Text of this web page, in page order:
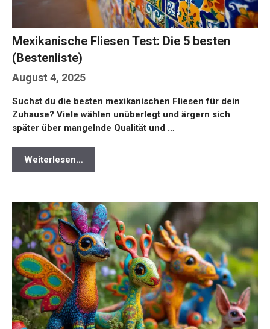
August 4, 2025
Mexikanische Fliesen Test: Die 5 besten
(Bestenliste)
Suchst du die besten mexikanischen Fliesen für dein
Zuhause? Viele wählen unüberlegt und ärgern sich
später über mangelnde Qualität und …
Weiterlesen…